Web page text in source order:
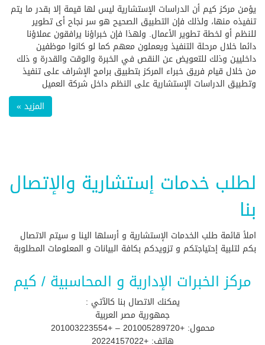
يؤمن مركز كيم أن الدراسات الإستشارية ليس لها قيمة إلا بقدر ما يتم
تنفيذه منها، ولذلك فإن التطبيق الصحيح هو سر نجاح أى تطوير
للنظم أو لخطة تطوير الأعمال. ولهذا فإن خبراؤنا يرافقون عملاؤنا
دائما خلال مرحلة التنفيذ ويعملون معهم كما لو كانوا موظفين
داخليين وذلك للتعويض عن النقص في الخبرة والوقت والقدرة و ذلك
من خلال قيام فريق خبراء المركز بتطبيق برامج الإشراف على تنفيذ
وتطبيق الدراسات الإستشارية على النظم داخل شركة العميل
المزيد »
لطلب خدمات إستشارية والإتصال
بنا
املأ قائمة طلب الخدمات الإستشارية و أرسلها الينا و سيتم الاتصال
بكم لتلبية إحتياجتكم و تزويدكم بكافة البيانات و المعلومات المطلوبة
مركز الخبرات الإدارية و المحاسبية / كيم
يمكنك الاتصال بنا كالآتي :
جمهورية مصر العربية
محمول: +201005289720 – +201003223554
هاتف: +20224157022